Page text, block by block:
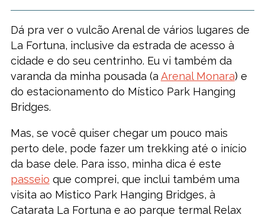
Dá pra ver o vulcão Arenal de vários lugares de
La Fortuna, inclusive da estrada de acesso à
cidade e do seu centrinho. Eu vi também da
varanda da minha pousada (a Arenal Monara) e
do estacionamento do Místico Park Hanging
Bridges.
Mas, se você quiser chegar um pouco mais
perto dele, pode fazer um trekking até o início
da base dele. Para isso, minha dica é este
passeio que comprei, que inclui também uma
visita ao Mistico Park Hanging Bridges, à
Catarata La Fortuna e ao parque termal Relax